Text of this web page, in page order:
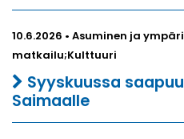
10.6.2026 • Asuminen ja
matkailu;Kulttuuri
Syyskuussa
Saimaalle